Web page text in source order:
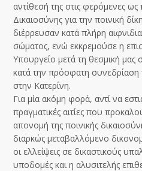
αντίθεσή της στις φερόμενες
Δικαιοσύνης για την ποινική
διέρρευσαν κατά πλήρη
σώματος, ενώ εκκρεμούσε η
Υπουργείο μετά τη θεσμική
κατά την πρόσφατη συνεδρίαση
στην Κατερίνη.
Για μία ακόμη φορά, αντί να
πραγματικές αιτίες που
απονομή της ποινικής
διαρκώς μεταβαλλόμενο
οι ελλείψεις σε δικαστικούς
υποδομές και η αλυσιτελής